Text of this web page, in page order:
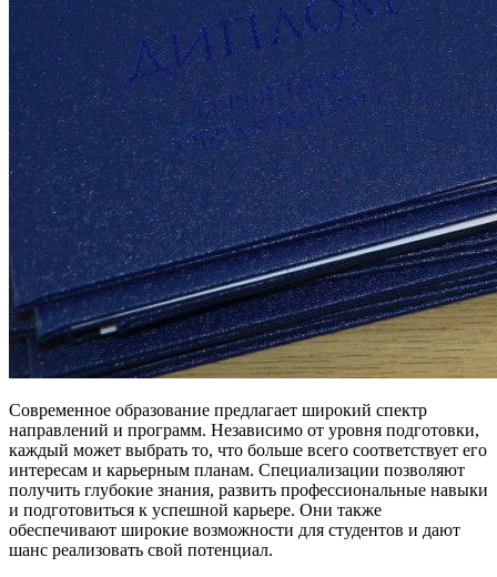
Современное образование предлагает широкий спектр
направлений и программ. Независимо от уровня подготовки,
каждый может выбрать то, что больше всего соответствует его
интересам и карьерным планам. Специализации позволяют
получить глубокие знания, развить профессиональные навыки
и подготовиться к успешной карьере. Они также
обеспечивают широкие возможности для студентов и дают
шанс реализовать свой потенциал.